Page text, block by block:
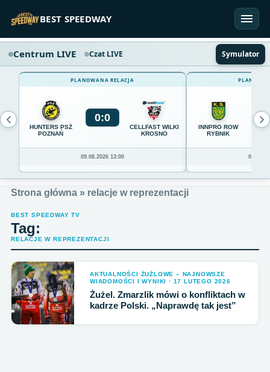
BEST SPEEDWAY
Centrum LIVE Czat LIVE Symulator
PLANOWANA RELACJA
HUNTERS PSŻ
POZNAŃ
0:0
CELLFAST WILKI
KROSNO
09.08.2026 13:00
INNPRO ROW
RYBNIK
0
Strona główna » relacje w reprezentacji
BEST SPEEDWAY TV
Tag:
RELACJE W REPREZENTACJI
AKTUALNOŚCI ŻUŻLOWE – NAJNOWSZE
WIADOMOŚCI I WYNIKI · 17 LUTEGO 2026
Żużel. Zmarzlik mówi o konfliktach w
kadrze Polski. „Naprawdę tak jest”